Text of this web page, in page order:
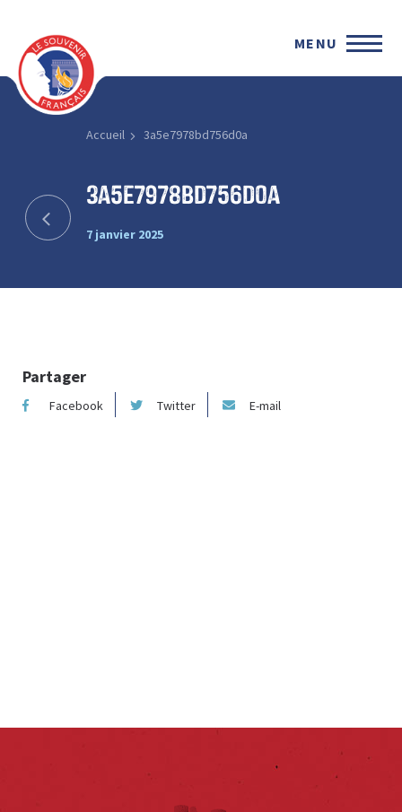
MENU
Accueil 3a5e7978bd756d0a
3a5e7978bd756d0a
7 janvier 2025
Partager
Facebook Twitter E-mail